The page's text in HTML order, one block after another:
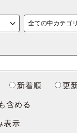
新着順
更
含める
表示